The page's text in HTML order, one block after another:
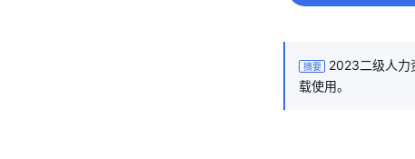
摘要
2023二级人力
载使用。